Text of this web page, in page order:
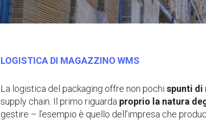
LOGISTICA DI MAGAZZINO WMS
La logistica del packaging offre non pochispunti di
supply chain. Il primo riguarda proprio la natura
gestire – l’esempio è quello dell’impresa che